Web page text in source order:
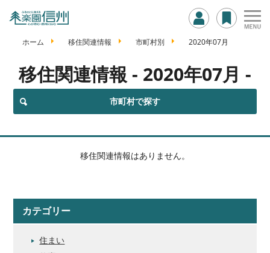
ホーム 移住関連情報 市町村別 2020年07月
移住関連情報 - 2020年07月 -
市町村で探す
移住関連情報はありません。
カテゴリー
住まい